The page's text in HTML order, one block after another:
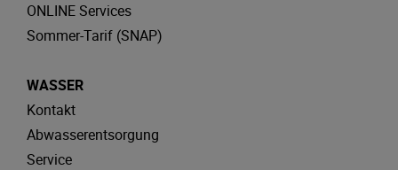
ONLINE Services
Sommer-Tarif (SNAP)
WASSER
Kontakt
Abwasserentsorgung
Service